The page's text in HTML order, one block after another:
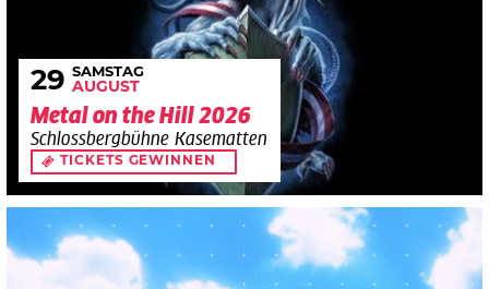
29 SAMSTAG
AUGUST
Metal on the Hill 2026
Schlossbergbühne Kasematten
TICKETS GEWINNEN